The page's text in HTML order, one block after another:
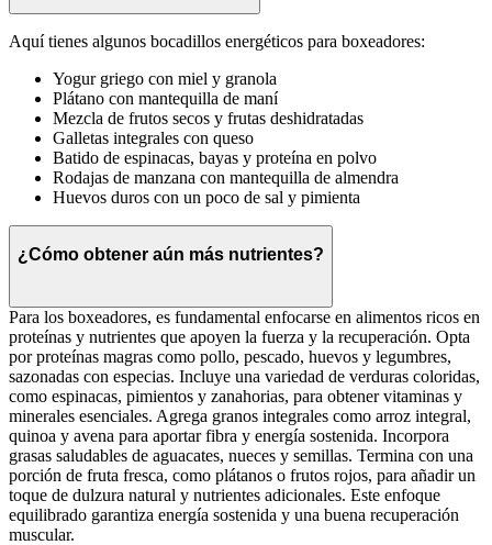
Aquí tienes algunos bocadillos energéticos para boxeadores:
Yogur griego con miel y granola
Plátano con mantequilla de maní
Mezcla de frutos secos y frutas deshidratadas
Galletas integrales con queso
Batido de espinacas, bayas y proteína en polvo
Rodajas de manzana con mantequilla de almendra
Huevos duros con un poco de sal y pimienta
¿Cómo obtener aún más nutrientes?
Para los boxeadores, es fundamental enfocarse en alimentos ricos en
proteínas y nutrientes que apoyen la fuerza y la recuperación. Opta
por proteínas magras como pollo, pescado, huevos y legumbres,
sazonadas con especias. Incluye una variedad de verduras coloridas,
como espinacas, pimientos y zanahorias, para obtener vitaminas y
minerales esenciales. Agrega granos integrales como arroz integral,
quinoa y avena para aportar fibra y energía sostenida. Incorpora
grasas saludables de aguacates, nueces y semillas. Termina con una
porción de fruta fresca, como plátanos o frutos rojos, para añadir un
toque de dulzura natural y nutrientes adicionales. Este enfoque
equilibrado garantiza energía sostenida y una buena recuperación
muscular.